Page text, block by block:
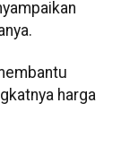
harga